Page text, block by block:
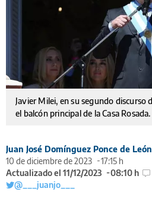
Javier Milei, en su segundo discurso
el balcón principal de la Casa Rosada.
Juan José Domínguez Ponce de León
10 de diciembre de 2023
17:15 h
Actualizado el 11/12/2023
08:10 h
@___juanjo___